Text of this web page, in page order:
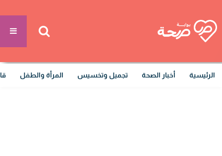
الرئيسية أخبار الصحة تجميل وتخسيس المرأة والطفل